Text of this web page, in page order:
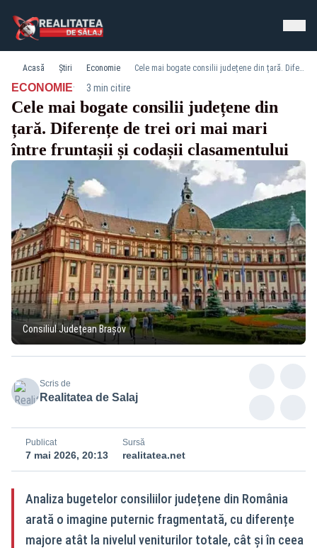
Acasă Știri Economie Cele mai bogate consilii județene din țară. Diferențe de trei ori mai mari între fruntașii și codașii clasamentului
ECONOMIE· 3 min citire
Cele mai bogate consilii județene din
țară. Diferențe de trei ori mai mari
între fruntașii și codașii clasamentului
Consiliul Județean Brașov
Scris de
Realitatea de Salaj
Publicat
7 mai 2026, 20:13
Sursă
realitatea.net
Analiza bugetelor consiliilor județene din România
arată o imagine puternic fragmentată, cu diferențe
majore atât la nivelul veniturilor totale, cât și în ceea